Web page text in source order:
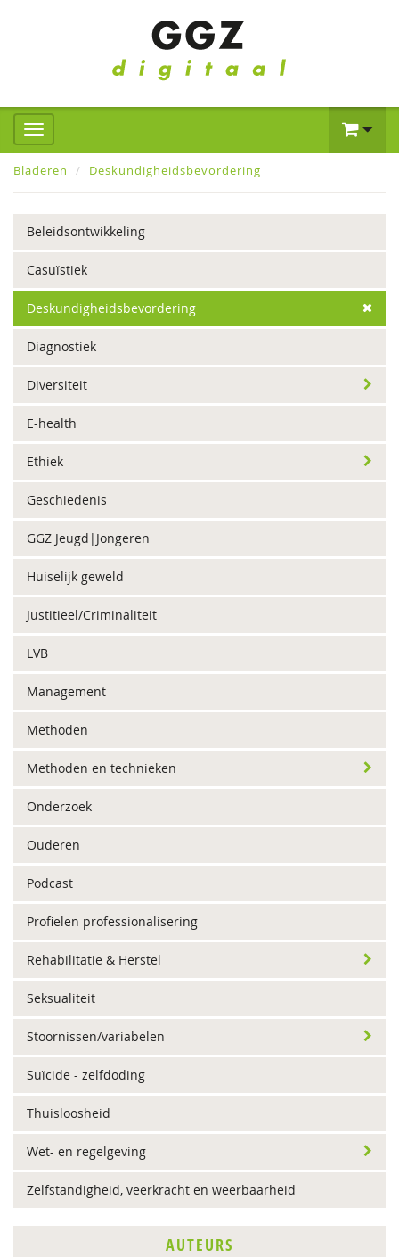
Bladeren Deskundigheidsbevordering
Beleidsontwikkeling
Casuïstiek
Deskundigheidsbevordering
Diagnostiek
Diversiteit
E-health
Ethiek
Geschiedenis
GGZ Jeugd|Jongeren
Huiselijk geweld
Justitieel/Criminaliteit
LVB
Management
Methoden
Methoden en technieken
Onderzoek
Ouderen
Podcast
Profielen professionalisering
Rehabilitatie & Herstel
Seksualiteit
Stoornissen/variabelen
Suïcide - zelfdoding
Thuisloosheid
Wet- en regelgeving
Zelfstandigheid, veerkracht en weerbaarheid
AUTEURS